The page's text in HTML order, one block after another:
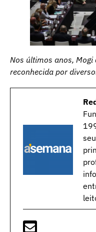
Nos últimos anos, Mogi
reconhecida por